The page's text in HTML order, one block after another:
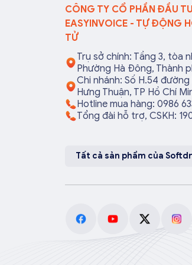
CÔNG TY CỔ PHẦN ĐẦU
EASYINVOICE - TỰ ĐỘNG
TỬ
Trụ sở chính: Tầng 3, tòa
Phường Hà Đông, Thành
Chi nhánh: Số H.54
Hưng Thuận, TP Hồ Chí
Hotline mua hàng: 0986
Tổng đài hỗ trợ, CSKH:
Tất cả sản phẩm của